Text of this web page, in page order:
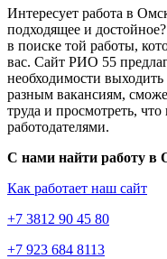
Интересует работа в
подходящее и
в поиске той работы,
вас. Сайт РИО 55
необходимости
разным вакансиям,
труда и просмотреть, что
работодателями.
С нами найти работу в
Как работает наш сайт
+7 3812 90 45 80
+7 923 684 8113